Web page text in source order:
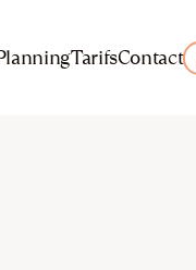
TarifsContact